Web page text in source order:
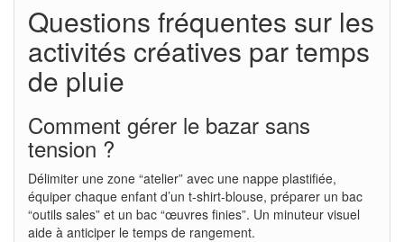
Questions fréquentes sur les
activités créatives par temps
de pluie
Comment gérer le bazar sans
tension ?
Délimiter une zone “atelier” avec une nappe plastifiée,
équiper chaque enfant d’un t-shirt-blouse, préparer un bac
“outils sales” et un bac “œuvres finies”. Un minuteur visuel
aide à anticiper le temps de rangement.